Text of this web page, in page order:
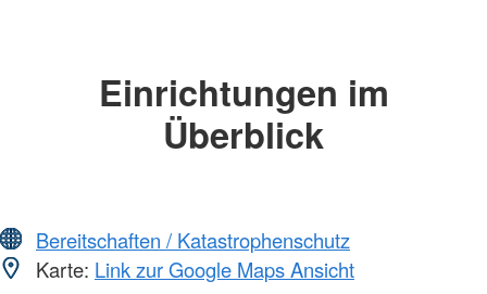
Einrichtungen im
Überblick
Bereitschaften / Katastrophenschutz
Karte: Link zur Google Maps Ansicht